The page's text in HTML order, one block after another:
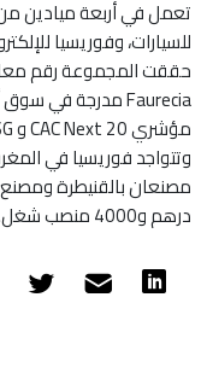
تعمل في أربعة ميادين من
مؤشري CAC Next 20 و Euronext CAC 40 ESG®.
درهم و4000 منصب شغل..